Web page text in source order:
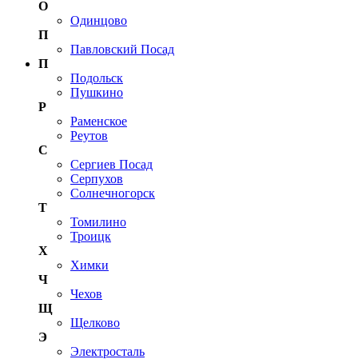
О
Одинцово
П
Павловский Посад
П
Подольск
Пушкино
Р
Раменское
Реутов
С
Сергиев Посад
Серпухов
Солнечногорск
Т
Томилино
Троицк
Х
Химки
Ч
Чехов
Щ
Щелково
Э
Электросталь